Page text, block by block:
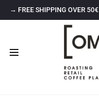
→ FREE SHIPPING OVER 50€